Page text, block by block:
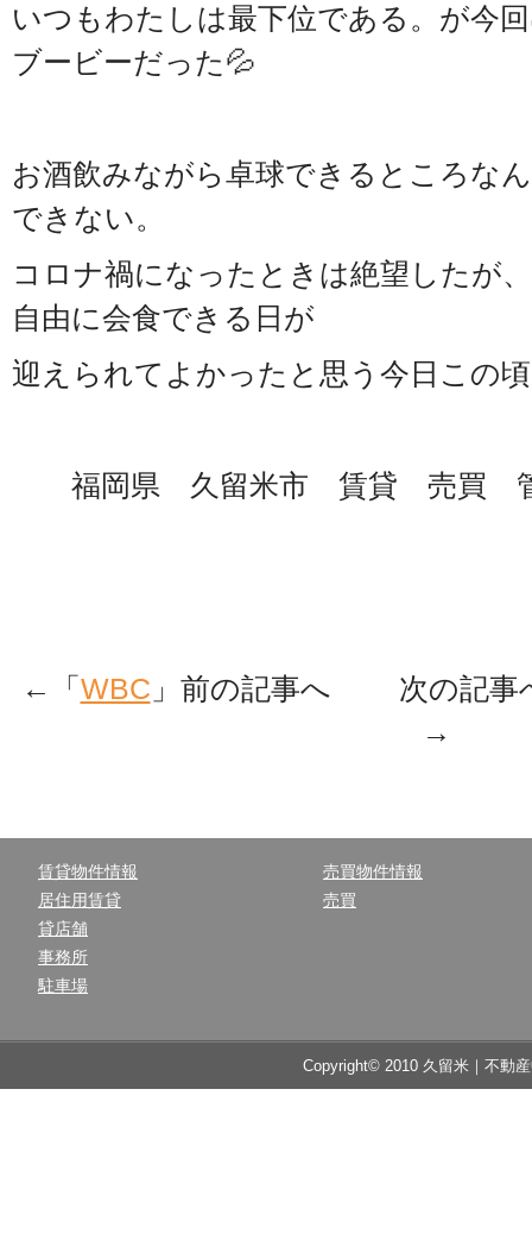
いつもわたしは最下位である。が今
ブービーだった💦
お酒飲みながら卓球できるところな
できない。
コロナ禍になったときは絶望したが
自由に会食できる日が
迎えられてよかったと思う今日この
福岡県 久留米市 賃貸 売買
←「 WBC 」前の記事へ 次の記事
→
賃貸物件情報
居住用賃貸
貸店舗
事務所
駐車場
売買物件情報
売買
Copyright© 2010 久留米｜不動